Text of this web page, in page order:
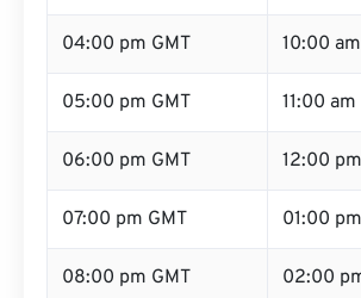
04:00 pm GMT 10:00
05:00 pm GMT 11:00
06:00 pm GMT 12:00
07:00 pm GMT 01:00
08:00 pm GMT 02:00